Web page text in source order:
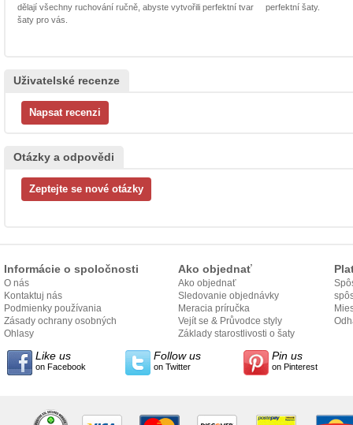
dělají všechny ruchování ručně, abyste vytvořili perfektní tvar
šaty pro vás.
perfektní šaty.
Uživatelské recenze
Otázky a odpovědi
Informácie o spoločnosti
O nás
Kontaktuj nás
Podmienky používania
Zásady ochrany osobných
údajov
Ohlasy
Ako objednať
Ako objednať
Sledovanie objednávky
Meracia príručka
Vejít se & Průvodce styly
Základy starostlivosti o šaty
Like us
on Facebook
Follow us
on Twitter
Pin us
on Pinterest